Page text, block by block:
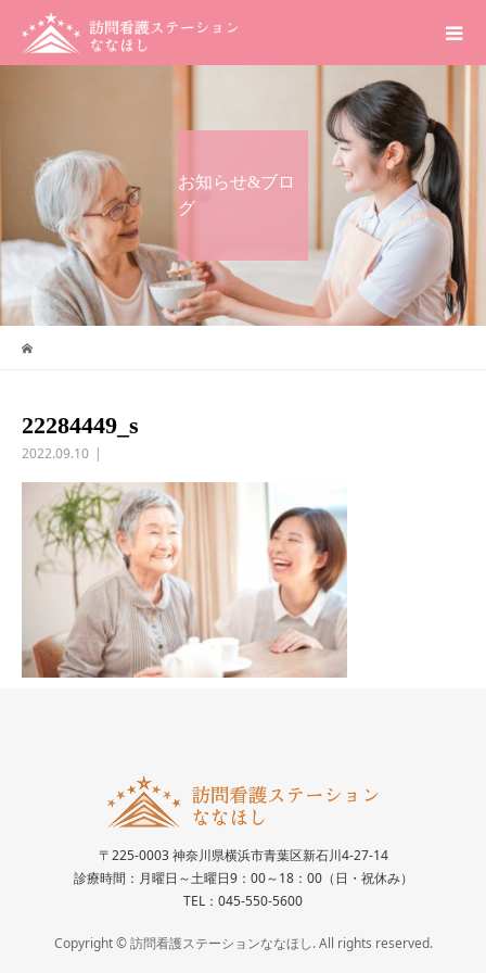
お知らせ&ブロ
グ
22284449_s
2022.09.10
〒225-0003 神奈川県横浜市青葉区新石川4-27-14
診療時間：月曜日～土曜日9：00～18：00（日・祝休み）
TEL：045-550-5600
Copyright © 訪問看護ステーションななほし. All rights reserved.